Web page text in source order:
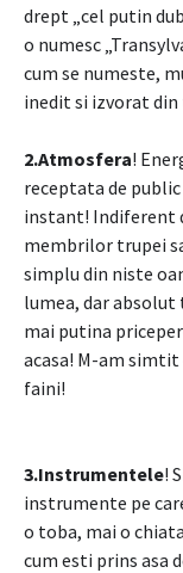
drept „cel putin
o numesc
cum se numeste,
inedit si izvorat
2.Atmosfera!
receptata de
instant! Indiferent
membrilor trupei
simplu din niste
lumea, dar absolut
mai putina
acasa! M-am
faini!
3.Instrumentele!
instrumente pe
o toba, mai o
cum esti prins asa